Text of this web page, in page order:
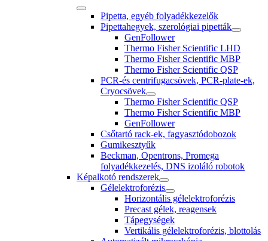
Pipetta, egyéb folyadékkezelők
Pipettahegyek, szerológiai pipetták
GenFollower
Thermo Fisher Scientific LHD
Thermo Fisher Scientific MBP
Thermo Fisher Scientific QSP
PCR-és centrifugacsövek, PCR-plate-ek,
Cryocsövek
Thermo Fisher Scientific QSP
Thermo Fisher Scientific MBP
GenFollower
Csőtartó rack-ek, fagyasztódobozok
Gumikesztyűk
Beckman, Opentrons, Promega
folyadékkezelés, DNS izoláló robotok
Képalkotó rendszerek
Gélelektroforézis
Horizontális gélelektroforézis
Precast gélek, reagensek
Tápegységek
Vertikális gélelektroforézis, blottolás